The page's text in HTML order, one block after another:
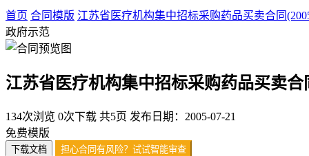
首页 合同模版 江苏省医疗机构集中招标采购药品买卖合同
政府示范
江苏省医疗机构集中招标采购药品买卖合
134次浏览 0次下载 共5页 发布日期：2005-07-21
免费模版
下载文档 担心合同有风险？试试智能审查